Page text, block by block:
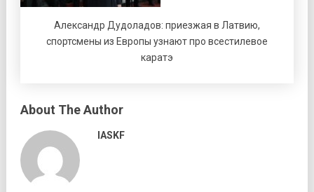
Александр Дудоладов: приезжая в Латвию,
спортсмены из Европы узнают про всестилевое
каратэ
About The Author
IASKF